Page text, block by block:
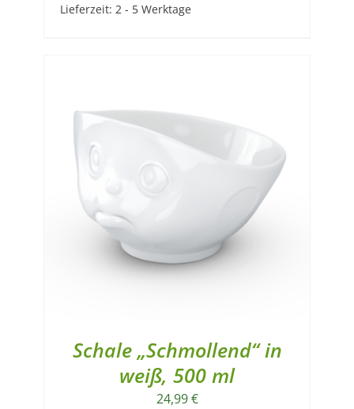
Lieferzeit: 2 - 5 Werktage
Schale „Schmollend“ in
weiß, 500 ml
24,99€